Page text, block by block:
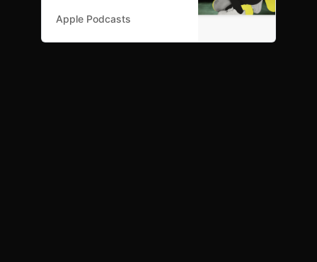
⁠제너레이트 매거진⁠을 만나보
‘BOMM’으로 바라BOMM
Apple Podcasts